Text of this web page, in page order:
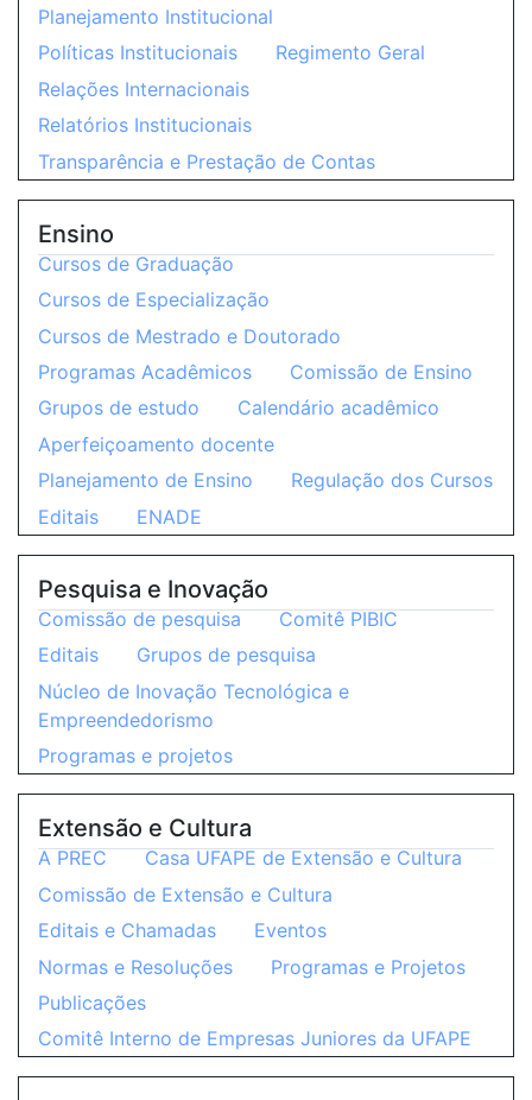
Planejamento Institucional
Políticas Institucionais
Regimento Geral
Relações Internacionais
Relatórios Institucionais
Transparência e Prestação de Contas
Ensino
Cursos de Graduação
Cursos de Especialização
Cursos de Mestrado e Doutorado
Programas Acadêmicos
Comissão de Ensino
Grupos de estudo
Calendário acadêmico
Aperfeiçoamento docente
Planejamento de Ensino
Regulação dos Cursos
Editais
ENADE
Pesquisa e Inovação
Comissão de pesquisa
Comitê PIBIC
Editais
Grupos de pesquisa
Núcleo de Inovação Tecnológica e
Empreendedorismo
Programas e projetos
Extensão e Cultura
A PREC
Casa UFAPE de Extensão e Cultura
Comissão de Extensão e Cultura
Editais e Chamadas
Eventos
Normas e Resoluções
Programas e Projetos
Publicações
Comitê Interno de Empresas Juniores da UFAPE